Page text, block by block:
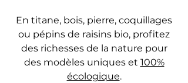
En titane, bois, pierre, coquillages
ou pépins de raisins bio, profitez
des richesses de la nature pour
des modèles uniques et 100%
écologique.